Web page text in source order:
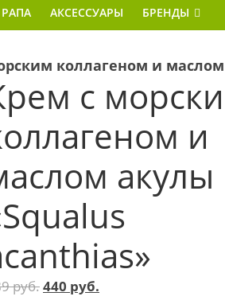
АКСЕССУАРЫ БРЕНДЫ
коллагеном и
с
и
акулы
руб.440 руб.